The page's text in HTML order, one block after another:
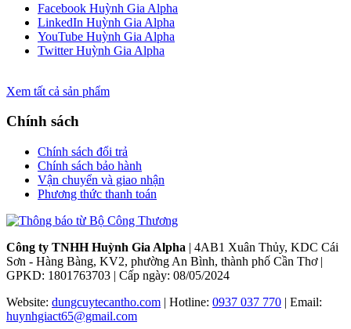
Facebook Huỳnh Gia Alpha
LinkedIn Huỳnh Gia Alpha
YouTube Huỳnh Gia Alpha
Twitter Huỳnh Gia Alpha
Xem tất cả sản phẩm
Chính sách
Chính sách đổi trả
Chính sách bảo hành
Vận chuyển và giao nhận
Phương thức thanh toán
Công ty TNHH Huỳnh Gia Alpha | 4AB1 Xuân Thủy, KDC Cái
Sơn - Hàng Bàng, KV2, phường An Bình, thành phố Cần Thơ |
GPKD: 1801763703 | Cấp ngày: 08/05/2024
Website: dungcuytecantho.com | Hotline: 0937 037 770 | Email:
huynhgiact65@gmail.com